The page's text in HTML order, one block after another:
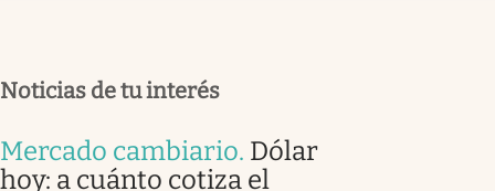
Noticias de tu interés
Mercado cambiario. Dólar
hoy: a cuánto cotiza el